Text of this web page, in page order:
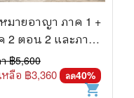
มายอาญา ภาค 1 +
2 ตอน 2 และภาค
ตติ ติงศภัทิย์
฿5,600
หลือ ฿3,360 ลด40%
shopping_cart